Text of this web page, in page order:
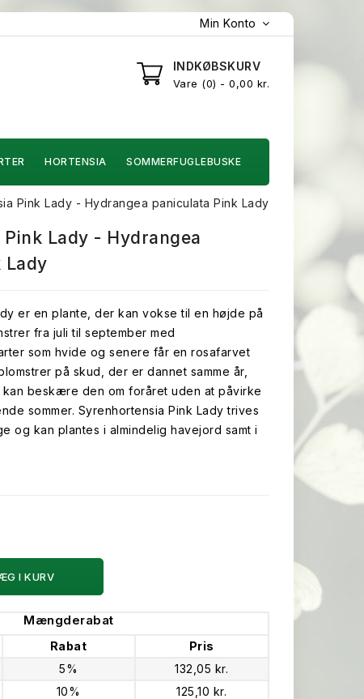
Min Konto
INDKØBSKURV
Vare 0 - 0,00 kr.
HORTENSIA SOMMERFUGLEBUSKE
Pink Lady - Hydrangea paniculata Pink Lady
Lady - Hydrangea
Lady
er en plante, der kan vokse til en højde på
fra juli til september med
som hvide og senere får en rosafarvet
på skud, der er dannet samme år,
beskære den om foråret uden at påvirke
sommer. Syrenhortensia Pink Lady trives
og kan plantes i almindelig havejord samt i
I KURV
Mængderabat
Rabat
Pris
5%
132,05 kr.
10%
125,10 kr.